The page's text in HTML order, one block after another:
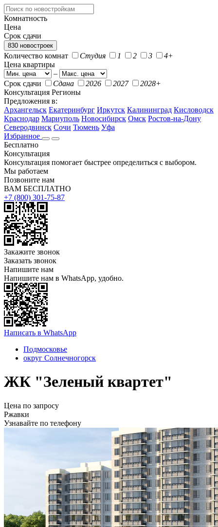
Комнатность
Цена
Срок сдачи
830 новостроек
Количество комнат Студия 1 2 3
4+
Цена квартиры
–
Срок сдачи
Сдана 2026 2027
2028+
Консультация Регионы
Предложения в:
Архангельск Екатеринбург Иркутск Калининград Кисловодск
Краснодар Мариуполь Новосибирск Омск Ростов-на-Дону
Северодвинск Сочи Тюмень Уфа
Избранное
Бесплатно
Консультация
Консультация помогает быстрее определиться с выбором.
Мы работаем
Позвоните нам
ВАМ БЕСПЛАТНО
+7 (800) 301-75-87
Закажите звонок
Заказать звонок
Напишите нам
Напишите нам в WhatsApp, удобно.
Написать в WhatsApp
Подмосковье
округ Солнечногорск
ЖК "Зеленый квартет"
Цена по запросу
Ржавки
Узнавайте по телефону